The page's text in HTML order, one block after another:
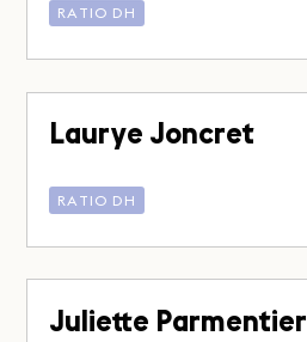
RATIO DH
Laurye Joncret
RATIO DH
Juliette Parmentier